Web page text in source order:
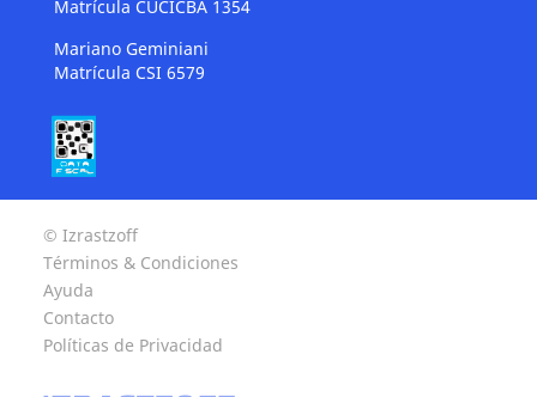
Matrícula CUCICBA 1354
Mariano Geminiani
Matrícula CSI 6579
© Izrastzoff
Términos & Condiciones
Ayuda
Contacto
Políticas de Privacidad